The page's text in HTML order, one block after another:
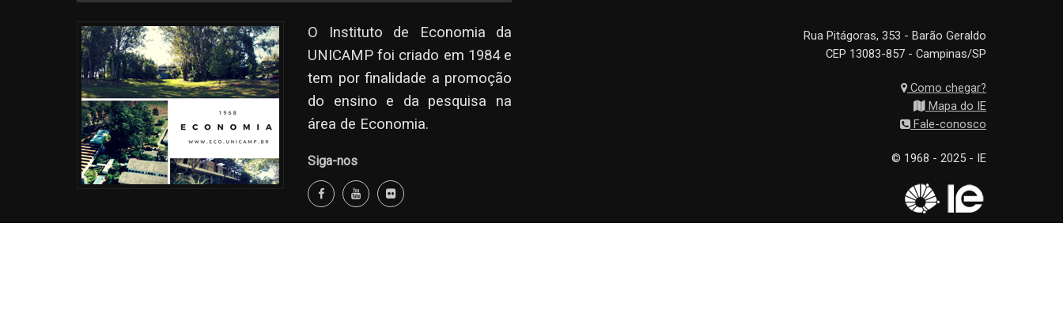
O Instituto de Economia da
UNICAMP foi criado em 1984 e
tem por finalidade a promoção
do ensino e da pesquisa na
área de Economia.
Siga-nos
Rua Pitágoras, 353 - Barão Geraldo
CEP 13083-857 - Campinas/SP
Como chegar?
Mapa do IE
Fale-conosco
© 1968 - 2025 - IE